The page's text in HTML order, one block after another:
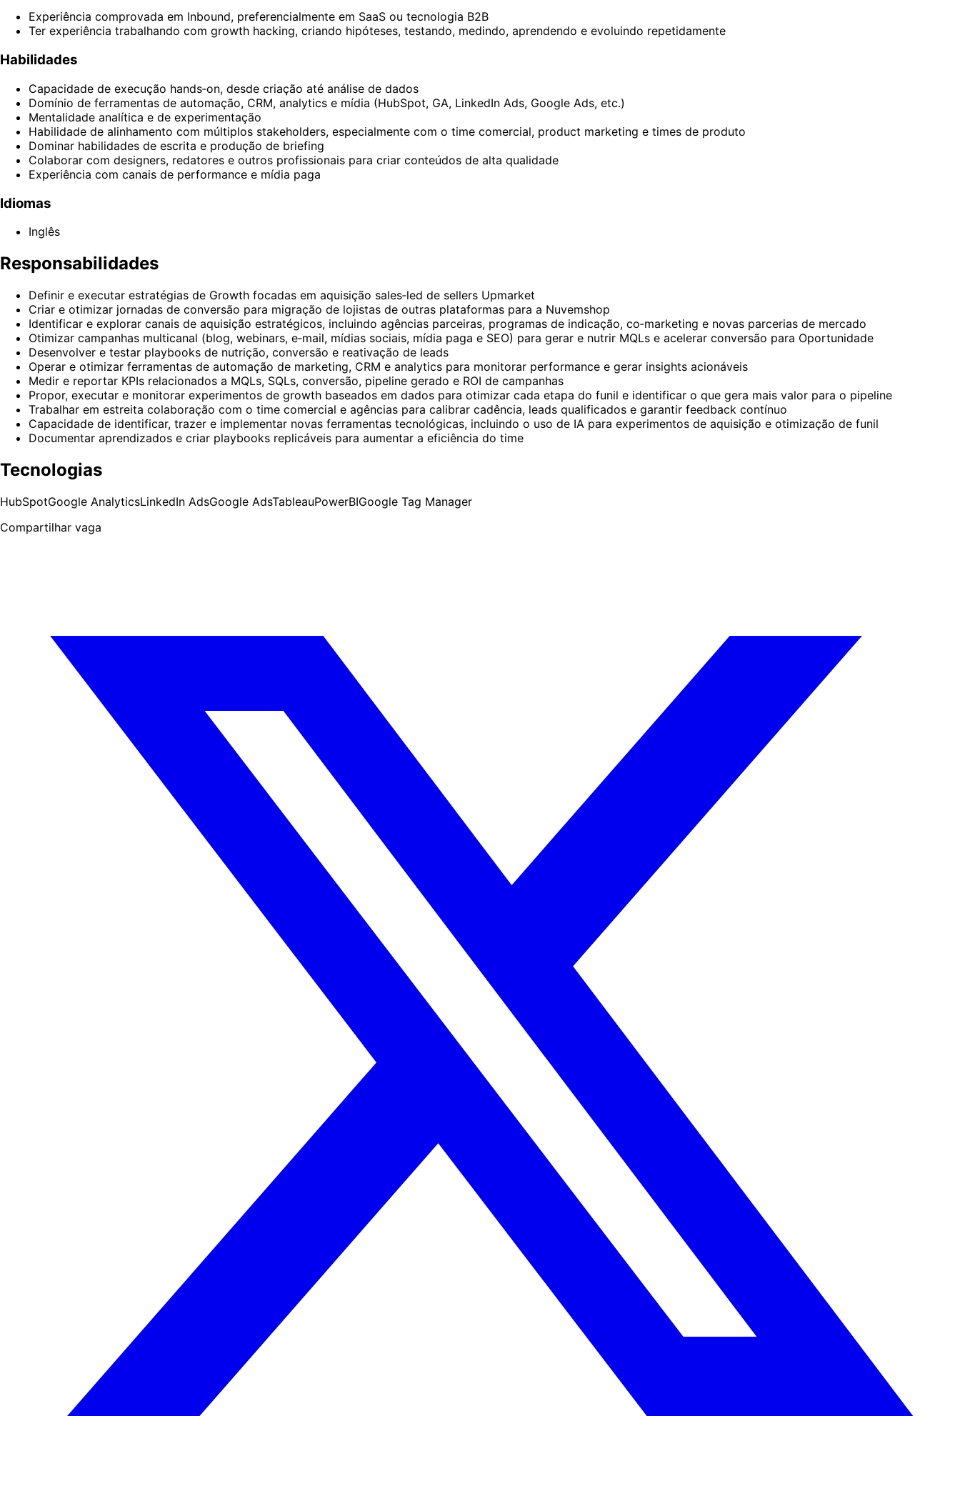
Experiência comprovada em Inbound, preferencialmente em SaaS ou tecnologia B2B
Ter experiência trabalhando com growth hacking, criando hipóteses, testando, medindo, aprendendo e evoluindo repetidamente
Habilidades
Capacidade de execução hands‑on, desde criação até análise de dados
Domínio de ferramentas de automação, CRM, analytics e mídia (HubSpot, GA, LinkedIn Ads, Google Ads, etc.)
Mentalidade analítica e de experimentação
Habilidade de alinhamento com múltiplos stakeholders, especialmente com o time comercial, product marketing e times de produto
Dominar habilidades de escrita e produção de briefing
Colaborar com designers, redatores e outros profissionais para criar conteúdos de alta qualidade
Experiência com canais de performance e mídia paga
Idiomas
Inglês
Responsabilidades
Definir e executar estratégias de Growth focadas em aquisição sales‑led de sellers Upmarket
Criar e otimizar jornadas de conversão para migração de lojistas de outras plataformas para a Nuvemshop
Identificar e explorar canais de aquisição estratégicos, incluindo agências parceiras, programas de indicação, co‑marketing e novas parcerias de mercado
Otimizar campanhas multicanal (blog, webinars, e‑mail, mídias sociais, mídia paga e SEO) para gerar e nutrir MQLs e acelerar conversão para Oportunidade
Desenvolver e testar playbooks de nutrição, conversão e reativação de leads
Operar e otimizar ferramentas de automação de marketing, CRM e analytics para monitorar performance e gerar insights acionáveis
Medir e reportar KPIs relacionados a MQLs, SQLs, conversão, pipeline gerado e ROI de campanhas
Propor, executar e monitorar experimentos de growth baseados em dados para otimizar cada etapa do funil e identificar o que gera mais valor para o pipeline
Trabalhar em estreita colaboração com o time comercial e agências para calibrar cadência, leads qualificados e garantir feedback contínuo
Capacidade de identificar, trazer e implementar novas ferramentas tecnológicas, incluindo o uso de IA para experimentos de aquisição e otimização de funil
Documentar aprendizados e criar playbooks replicáveis para aumentar a eficiência do time
Tecnologias
HubSpotGoogle AnalyticsLinkedIn AdsGoogle AdsTableauPowerBIGoogle Tag Manager
Compartilhar vaga